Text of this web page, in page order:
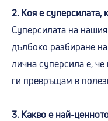
2. Коя е суперсилата,
Суперсилата на
дълбоко разбиране
лична суперсила е,
ги превръщам в
3. Какво е най-